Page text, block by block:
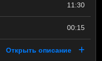
11:30
00:15
Открыть описание